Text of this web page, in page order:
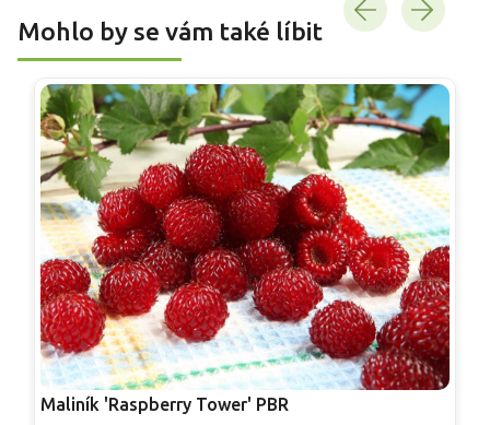
Mohlo by se vám také líbit
Maliník 'Raspberry Tower' PBR